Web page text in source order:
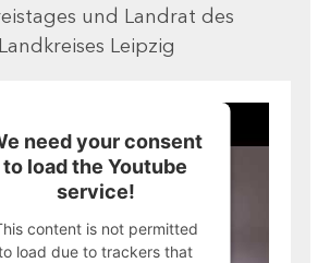
und Landrat des
Landkreises Leipzig
need your consent
to load the Youtube
service!
content is not permitted
load due to trackers that